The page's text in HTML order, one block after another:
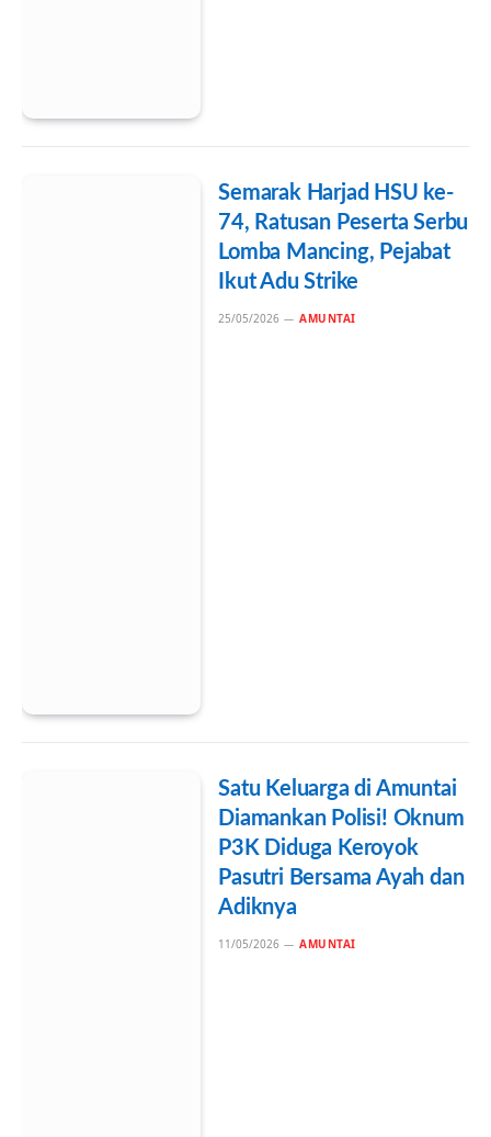
Semarak Harjad HSU ke-
74, Ratusan Peserta Serbu
Lomba Mancing, Pejabat
Ikut Adu Strike
25/05/2026 AMUNTAI
Satu Keluarga di Amuntai
Diamankan Polisi! Oknum
P3K Diduga Keroyok
Pasutri Bersama Ayah dan
Adiknya
11/05/2026 AMUNTAI